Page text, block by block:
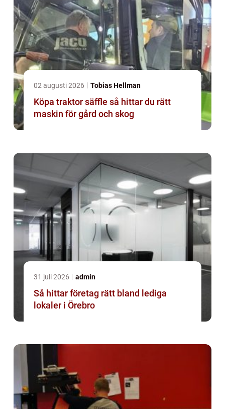
02 augusti 2026 Tobias Hellman
Köpa traktor säffle så hittar du rätt
maskin för gård och skog
31 juli 2026 admin
Så hittar företag rätt bland lediga
lokaler i Örebro